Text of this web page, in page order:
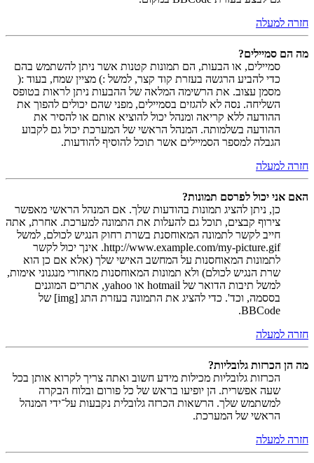
חזרה למעלה
מה הם סמיילים?
סמיילים, או הבעות, הם תמונות קטנות אשר ניתן להשתמש בהם
כדי להביע הרגשה בעזרת קוד קצר, למשל :) מציין שמח, בעוד :(
מסמן עצוב. את הרשימה המלאה של ההבעות ניתן לראות בטופס
השליחה. נסה לא להגזים בסמיילים, מפני שהם יכולים להפוך את
ההודעה ללא קריאה ומנהל יכול להוציא אותם או להסיר את
ההודעה בשלמותה. המנהל הראשי של המערכת יכול גם לקבוע
הגבלה למספר הסמיילים אשר תוכל להוסיף להודעות.
חזרה למעלה
האם אני יכול לפרסם תמונות?
כן, ניתן להציג תמונות בהודעות שלך. אם המנהל הראשי מאפשר
צירוף קבצים, תוכל גם להעלות את התמונה למערכת. אחרת, אתה
חייב לקשר לתמונה המאוחסנת בשרת רחוק הנגיש לכולם, למשל
http://www.example.com/my-picture.gif. אינך יכול לקשר
לתמונות המאוחסנות על המחשב האישי שלך (אלא אם כן הוא
שרת הנגיש לכולם) ולא תמונות המאוחסנות מאחורי מנגנוני אימות,
למשל תיבות הדואר של hotmail או yahoo, אתרים המוגנים
בססמה, וכד'. כדי להציג את התמונה בעזרת התג [img] של
BBCode.
חזרה למעלה
מה הן הכרזות גלובליות?
הכרזות גלובליות מכילות מידע חשוב ואתה צריך לקרוא אותן בכל
שעה אפשרית. הן יופיעו בראש של כל פורום ובלוח הבקרה
למשתמש שלך. הרשאות הכרזה גלובלית נקבעות על־ידי המנהל
הראשי של המערכת.
חזרה למעלה